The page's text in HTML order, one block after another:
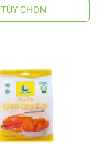
TÙY CHỌN